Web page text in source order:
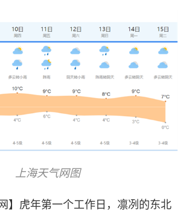
上海天气网图
】虎年第一个工作日，凛冽的东北